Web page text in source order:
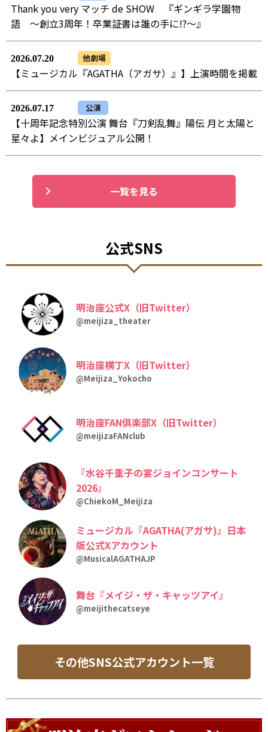
Thank you very マッチ de SHOW 『ギンギラ学園物
語 ～創立3周年！卒業証書は誰の手に!?～』
2026.07.20 他劇場
【ミュージカル『AGATHA（アガサ）』】上演時間を掲載
2026.07.17 公演
【十周年記念特別公演 舞台『刀剣乱舞』陽伝 月と太陽と
星々よ】メインビジュアル公開！
一覧を見る
公式SNS
明治座公式X（旧Twitter）
@meijiza_theater
明治座横丁X（旧Twitter）
@Meijiza_Yokocho
明治座FAN倶楽部X（旧Twitter）
@meijizaFANclub
『水谷千重子の宴ジョインコンサート
2026』
@ChiekoM_Meijiza
ミュージカル『AGATHA(アガサ)』日本
版公式Xアカウント
@MusicalAGATHAJP
舞台『メイジ・ザ・キャッツアイ』
@meijithecatseye
その他SNS公式アカウント一覧